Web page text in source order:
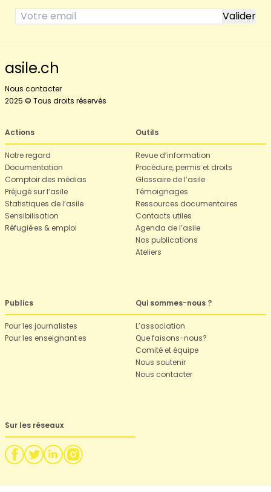
asile.ch
Nous contacter
2025 © Tous droits réservés
Actions
Notre regard
Documentation
Comptoir des médias
Préjugé sur l’asile
Statistiques de l’asile
Sensibilisation
Réfugié·es & emploi
Outils
Revue d’information
Procédure, permis et droits
Glossaire de l’asile
Témoignages
Ressources documentaires
Contacts utiles
Agenda de l’asile
Nos publications
Ateliers
Publics
Pour les journalistes
Pour les enseignant·es
Qui sommes-nous ?
L’association
Que faisons-nous?
Comité et équipe
Nous soutenir
Nous contacter
Sur les réseaux